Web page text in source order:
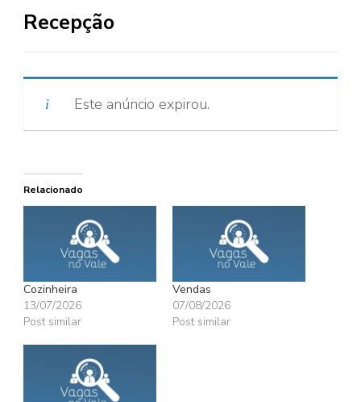
Recepção
Este anúncio expirou.
Relacionado
Cozinheira
13/07/2026
Post similar
Vendas
07/08/2026
Post similar